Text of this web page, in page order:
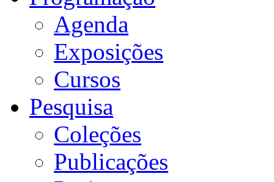
Agenda
Exposições
Cursos
Pesquisa
Coleções
Publicações